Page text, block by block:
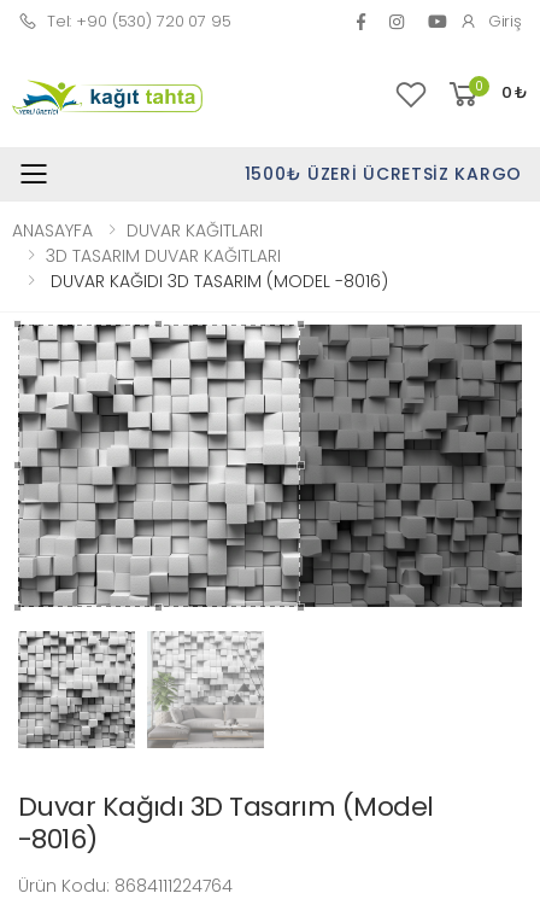
Tel: +90 (530) 720 07 95 Giriş
0 0₺
Toggle mobile menu1500₺ ÜZERI ÜCRETSIZ KARGO
ANASAYFA
DUVAR KAĞITLARI
3D TASARIM DUVAR KAĞITLARI
DUVAR KAĞIDI 3D TASARIM (MODEL -8016)
Duvar Kağıdı 3D Tasarım (Model
-8016)
Ürün Kodu: 8684111224764